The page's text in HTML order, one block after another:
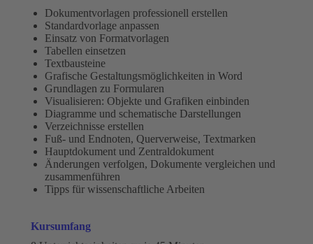
Dokumentvorlagen professionell erstellen
Standardvorlage anpassen
Einsatz von Formatvorlagen
Tabellen einsetzen
Textbausteine
Grafische Gestaltungsmöglichkeiten in Word
Grundlagen zu Formularen
Visualisieren: Objekte und Grafiken einbinden
Diagramme und schematische Darstellungen
Verzeichnisse erstellen
Fuß- und Endnoten, Querverweise, Textmarken
Hauptdokument und Zentraldokument
Änderungen verfolgen, Dokumente vergleichen und
zusammenführen
Tipps für wissenschaftliche Arbeiten
Kursumfang